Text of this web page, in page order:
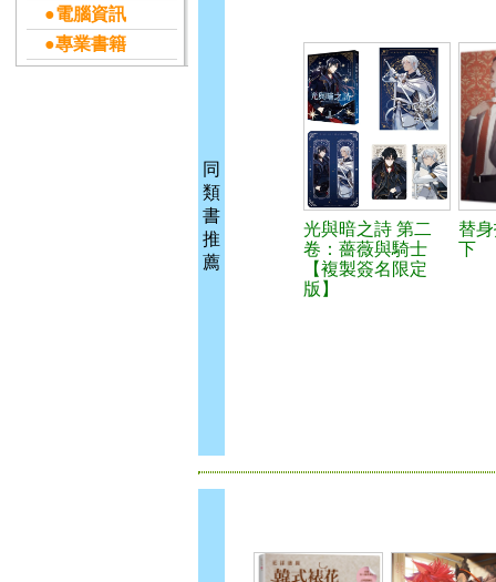
●電腦資訊
●專業書籍
同
類
書
推
薦
光與暗之詩 第二
卷：薔薇與騎士
【複製簽名限定
版】
替
下